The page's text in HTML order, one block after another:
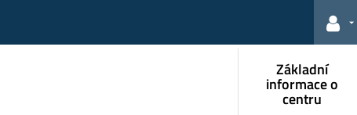
Základní
informace o
centru